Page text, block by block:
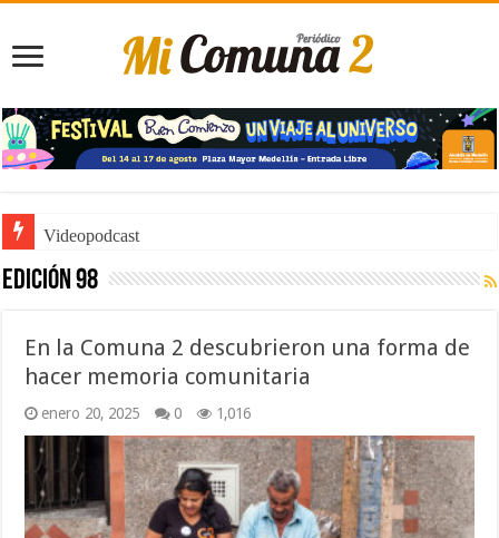
Noticiero de Manolo
Edición 98
En la Comuna 2 descubrieron una forma de
hacer memoria comunitaria
enero 20, 2025 0 1,016